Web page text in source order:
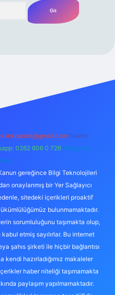
Teams:
0262 606 0 726 Telegram:
gereğince Bilgi Teknolojileri
onaylanmış bir Yer Sağlayıcı
sitedeki içerikleri proaktif
bulunmamaktadır.
sorumluluğunu taşımakta olup,
etmiş sayılırlar. Bu internet
şahıs şirketi ile hiçbir bağlantısı
kendi hazırladığımız makaleler
haber niteliği taşımamakta
paylaşım yapılmamaktadır.